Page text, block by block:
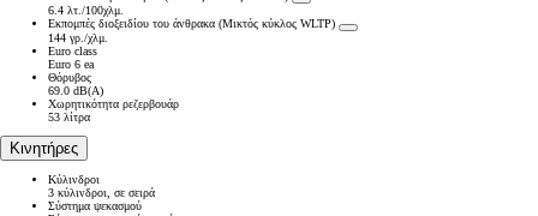
6.4 λτ./100χλμ.
Εκπομπές διοξειδίου του άνθρακα (Μικτός κύκλος WLTP)
144 γρ./χλμ.
Euro class
Euro 6 ea
Θόρυβος
69.0 dB(A)
Χωρητικότητα ρεζερβουάρ
53 λίτρα
Κινητήρες
Κύλινδροι
3 κύλινδροι, σε σειρά
Σύστημα ψεκασμού